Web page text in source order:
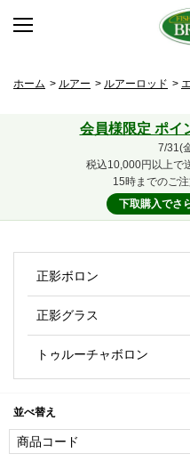
ホーム > ルアー > ルアーロッド >
会員様限定 ポイ
7/31(
税込10,000円以上で
15時までのご
下取購入でさ
正影ボロン
正影グラス
トゥルーチャボロン
並べ替え